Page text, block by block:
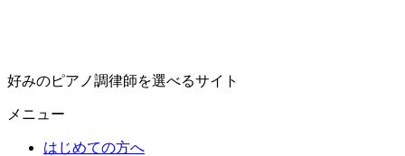
好みのピアノ調律師を選べるサイト
メニュー
はじめての方へ